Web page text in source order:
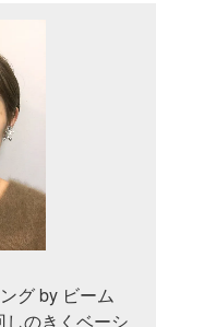
グ by ビーム
のきくベーシ